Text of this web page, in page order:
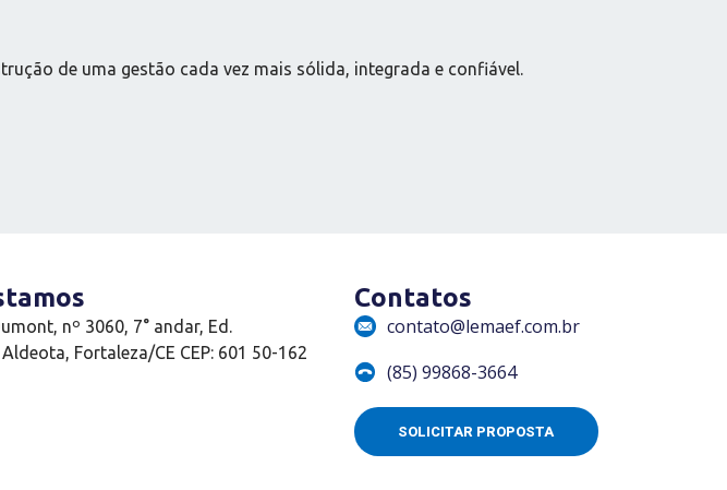
de uma gestão cada vez mais sólida, integrada e confiável.
nº 3060, 7° andar, Ed.
Fortaleza/CE CEP: 601 50-162
Contatos
contato@lemaef.com.br
(85) 99868-3664
SOLICITAR PROPOSTA